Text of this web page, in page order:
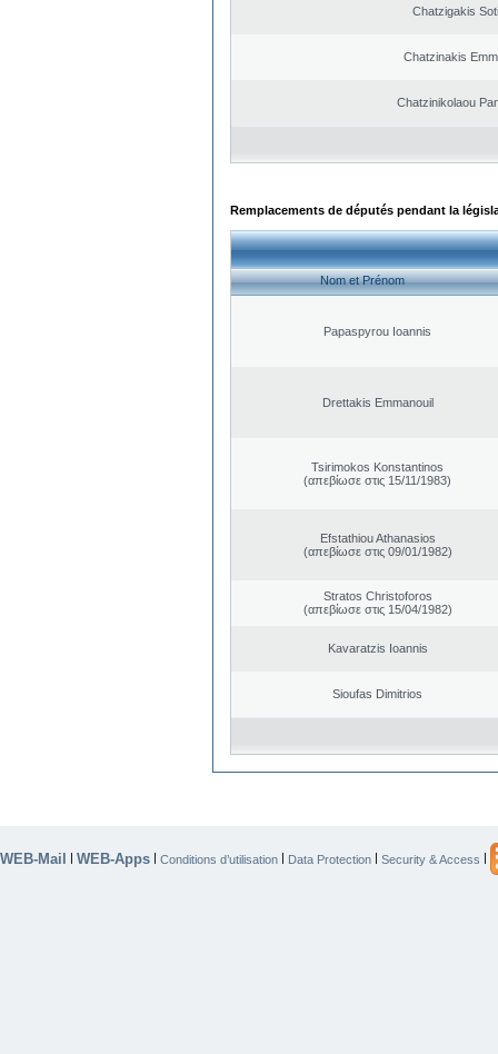
Chatzigakis
Chatzinakis
Chatzinikolaou
Remplacements de députés pendant la
Nom et Prénom
Papaspyrou Ioannis
Drettakis Emmanouil
Tsirimokos Konstantinos
(απεβίωσε στις 15/11/1983)
Efstathiou Athanasios
(απεβίωσε στις 09/01/1982)
Stratos Christoforos
(απεβίωσε στις 15/04/1982)
Kavaratzis Ioannis
Sioufas Dimitrios
WEB-Mail | WEB-Apps | Conditions d’utilisation | Data Protection | Security & Access |